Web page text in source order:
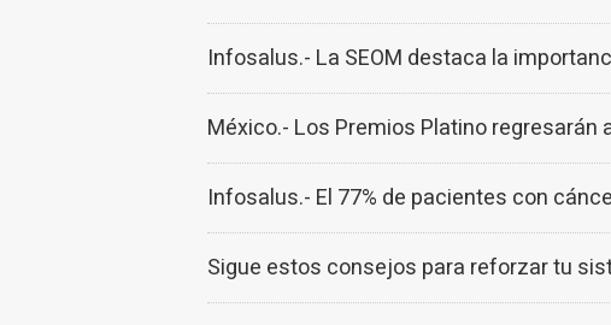
Infosalus.- La SEOM destaca la
México.- Los Premios Platino regresarán
Infosalus.- El 77% de pacientes con
Sigue estos consejos para reforzar tu